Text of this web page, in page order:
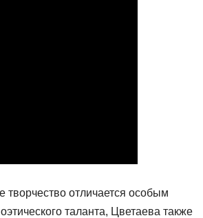
творчество отличается особым
таланта, Цветаева также